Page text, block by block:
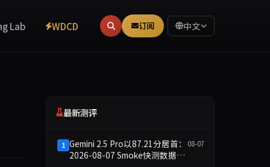
Lab WDCD 订阅 中文
最新测评
1 Gemini 2.5 Pro以87.21分居首：
2026-08-07 Smoke快测数据简
08-07